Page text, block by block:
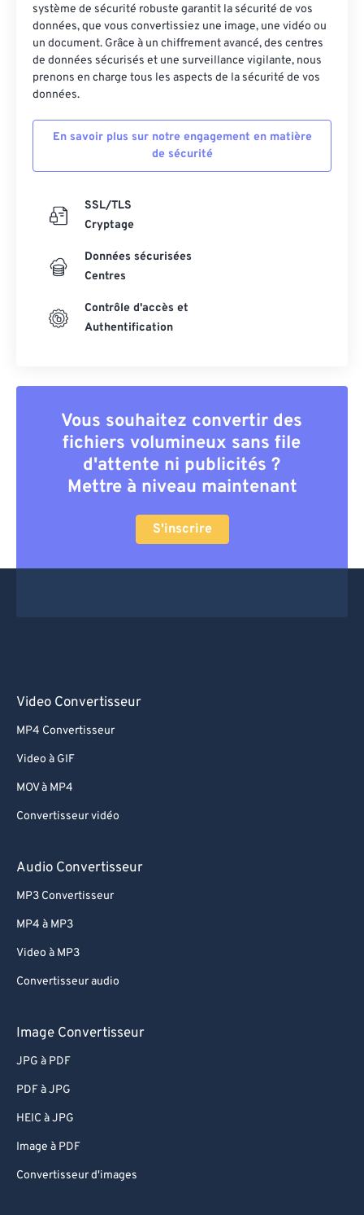
système de sécurité robuste garantit la sécurité de vos
données, que vous convertissiez une image, une vidéo ou
un document. Grâce à un chiffrement avancé, des centres
de données sécurisés et une surveillance vigilante, nous
prenons en charge tous les aspects de la sécurité de vos
données.
En savoir plus sur notre engagement en matière
de sécurité
SSL/TLS
Cryptage
Données sécurisées
Centres
Contrôle d'accès et
Authentification
Vous souhaitez convertir des
fichiers volumineux sans file
d'attente ni publicités ?
Mettre à niveau maintenant
S'inscrire
Video Convertisseur
MP4 Convertisseur
Video à GIF
MOV à MP4
Convertisseur vidéo
Audio Convertisseur
MP3 Convertisseur
MP4 à MP3
Video à MP3
Convertisseur audio
Image Convertisseur
JPG à PDF
PDF à JPG
HEIC à JPG
Image à PDF
Convertisseur d'images